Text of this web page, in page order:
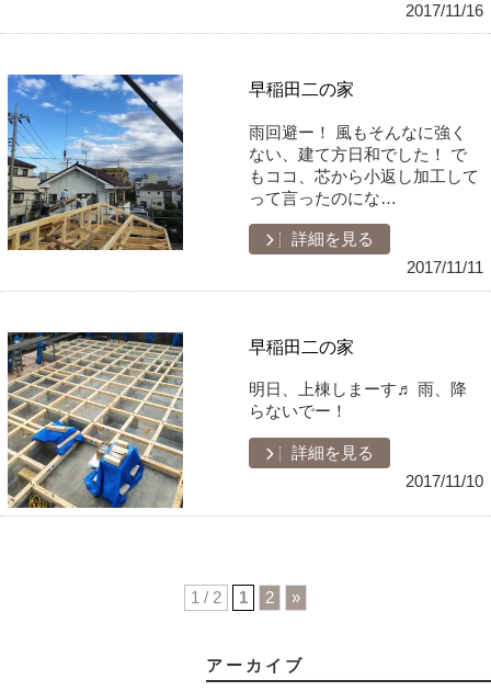
2017/11/16
早稲田二の家
雨回避ー！ 風もそんなに強く
ない、建て方日和でした！ で
もココ、芯から小返し加工して
って言ったのにな…
詳細を見る
2017/11/11
早稲田二の家
明日、上棟しまーす♬ 雨、降
らないでー！
詳細を見る
2017/11/10
1 / 2 1 2 »
アーカイブ